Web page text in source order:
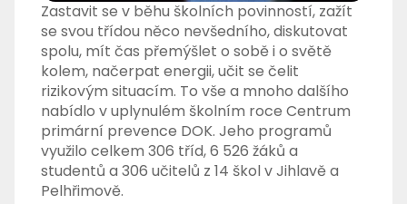
Zastavit se v běhu školních povinností, zažít
se svou třídou něco nevšedního, diskutovat
spolu, mít čas přemýšlet o sobě i o světě
kolem, načerpat energii, učit se čelit
rizikovým situacím. To vše a mnoho dalšího
nabídlo v uplynulém školním roce Centrum
primární prevence DOK. Jeho programů
využilo celkem 306 tříd, 6 526 žáků a
studentů a 306 učitelů z 14 škol v Jihlavě a
Pelhřimově.